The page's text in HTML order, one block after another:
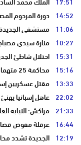
14:52 دورة المرحوم
11:06 مستشفى الجديدة
10:27 منارة سيدي
15:31 احتلال شاطئ
15:16 محاكمة 25 متهما في قضية الهجرة إلى سبتة
13:33 مقتل عسكريين
22:02 عاهل إسبانيا
21:33 مراكش: النيابة
16:44 عرقلة مفوض
12:19 الجديدة تشدد